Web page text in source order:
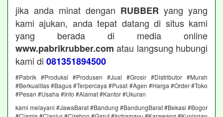
jika anda minat dengan RUBBER yang yang
kami ajukan, anda tepat datang di situs kami
yang berada di media online
www.pabrikrubber.com atau langsung hubungi
kami di 081351894500
#Pabrik #Produksi #Produsen #Jual #Grosir #Distributor #Murah
#Berkualitas #Bagus #Terpercaya #Pusat #Agen #Harga #Order #Toko
#Pesan #Usaha #Info #Alamat #Kantor #Ukuran
kami melayani #JawaBarat #Bandung #BandungBarat #Bekasi #Bogor